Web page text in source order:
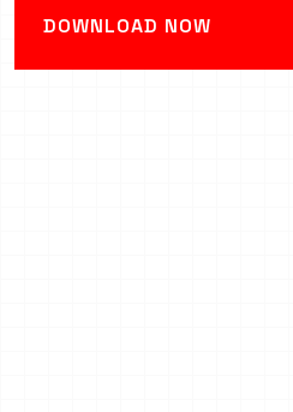
DOWNLOAD NOW